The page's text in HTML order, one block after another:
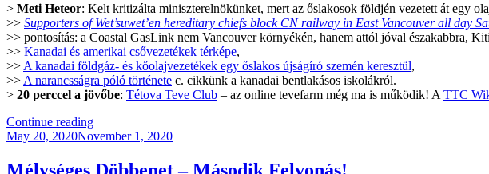
> Meti Heteor: Kelt kritizálta miniszterelnökünket, mert az őslakosok földjén vezetett át egy
>> Supporters of Wet’suwet’en hereditary chiefs block CN railway in East Vancouver all day
>> pontosítás: a Coastal GasLink nem Vancouver környékén, hanem attól jóval északabbra,
>> Kanadai és amerikai csővezetékek térképe,
>> A kanadai földgáz- és kőolajvezetékek egy őslakos újságíró szemén keresztül,
>> A narancsságra póló története c. cikkünk a kanadai bentlakásos iskolákról.
> 20 perccel a jövőbe: Tétova Teve Club – az online tevefarm még ma is működik! A TTC
Continue reading“KB042
–
Szülőség
Posted
May 20, 2020November 1, 2020
Mélységes Döbbenet – Második Felvonás!